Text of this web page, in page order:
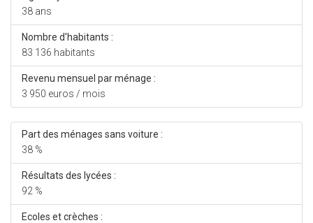
38 ans
Nombre d'habitants :
83 136 habitants
Revenu mensuel par ménage :
3 950 euros / mois
Part des ménages sans voiture :
38 %
Résultats des lycées :
92 %
Ecoles et crèches :